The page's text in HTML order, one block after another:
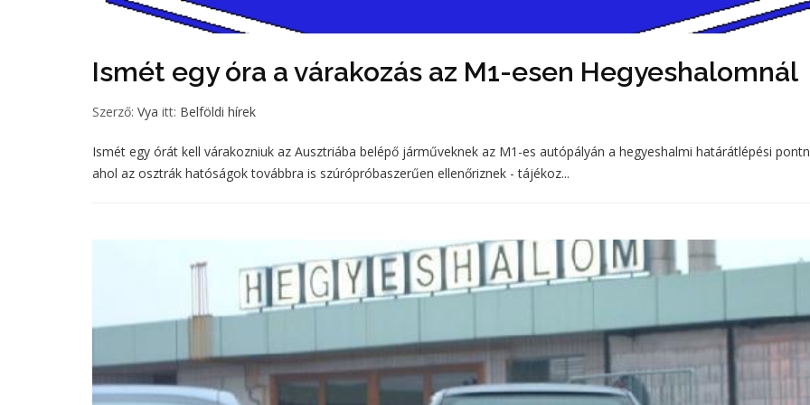
Ismét egy óra a várakozás az M1-esen Hegyeshalomnál
Szerző: Vya itt: Belföldi hírek
Ismét egy órát kell várakozniuk az Ausztriába belépő járműveknek az M1-es autópályán a hegyeshalmi határátlépési
ahol az osztrák hatóságok továbbra is szúrópróbaszerűen ellenőriznek - tájékoz...